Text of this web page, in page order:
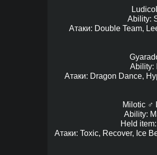
Ability:
Атаки: Double Team,
Ability:
Атаки: Dragon Dance,
Milotic ♂
Ability:
Held
Атаки: Toxic, Recover, Ice